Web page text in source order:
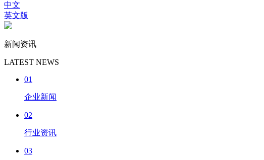
中文
英文版
新闻资讯
LATEST NEWS
01
企业新闻
02
行业资讯
03